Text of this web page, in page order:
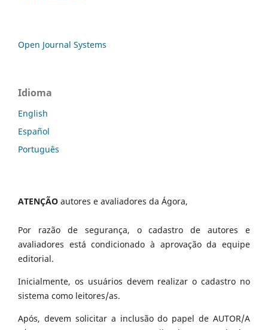
Open Journal Systems
Idioma
English
Español
Português
ATENÇÃO autores e avaliadores da Ágora,
Por razão de segurança, o cadastro de autores e
avaliadores está condicionado à aprovação da equipe
editorial.
Inicialmente, os usuários devem realizar o cadastro no
sistema como leitores/as.
Após, devem solicitar a inclusão do papel de AUTOR/A